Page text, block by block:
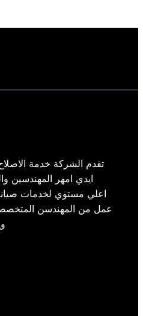
تقدم الشركة خدمة
ايدي امهر المهندسين
اعلي مستوي لخدمات صيانة
عمل من المهندسن